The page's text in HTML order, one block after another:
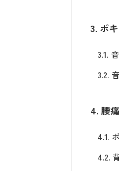
3. ポ
3.1.
3.2.
4. 腰
4.1.
4.2.